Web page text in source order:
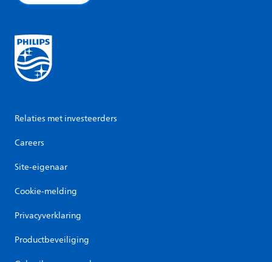
Relaties met investeerders
Careers
Site-eigenaar
Cookie-melding
Privacyverklaring
Productbeveiliging